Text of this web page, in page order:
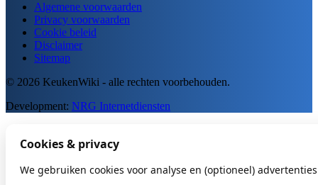
Algemene voorwaarden
Privacy voorwaarden
Cookie beleid
Disclaimer
Sitemap
© 2026 KeukenWiki - alle rechten voorbehouden.
Development: NRG Internetdiensten
Cookies & privacy
We gebruiken cookies voor analyse en (optioneel)